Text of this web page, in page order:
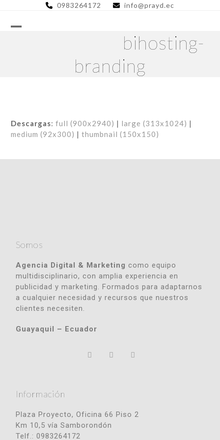
content
0983264172 info@prayd.ec
bihosting-
branding
Descargas:full (900x2940) | large (313x1024) |
medium (92x300) |thumbnail (150x150)
Somos
Agencia Digital & Marketing como equipo
multidisciplinario, con amplia experiencia en
publicidad y marketing. Formados para adaptarnos
a cualquier necesidad y recursos que nuestros
clientes necesiten.
Guayaquil – Ecuador
Información
Plaza Proyecto, Oficina 66 Piso 2
Km 10,5 vía Samborondón
Telf.: 0983264172